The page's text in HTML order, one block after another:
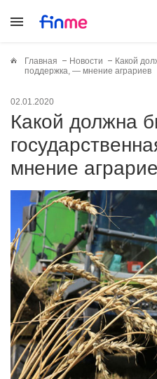
Главная Новости
Какой
поддержка, — мнение аграриев
02.01.2020
Какой должна быть
мнение